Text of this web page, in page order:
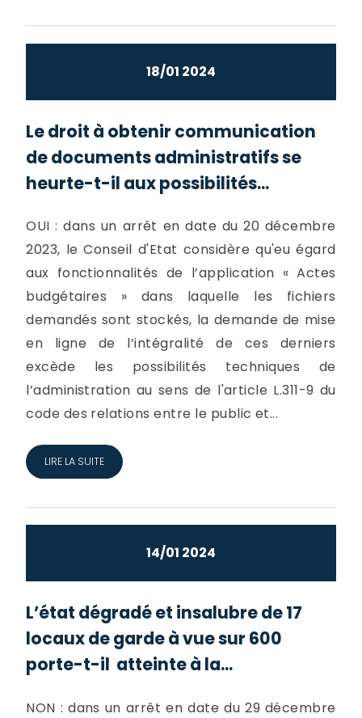
18/01 2024
Le droit à obtenir communication
de documents administratifs se
heurte-t-il aux possibilités...
OUI : dans un arrêt en date du 20 décembre
2023, le Conseil d'Etat considère qu'eu égard
aux fonctionnalités de l’application « Actes
budgétaires » dans laquelle les fichiers
demandés sont stockés, la demande de mise
en ligne de l’intégralité de ces derniers
excède les possibilités techniques de
l’administration au sens de l'article L.311-9 du
code des relations entre le public et...
LIRE LA SUITE
14/01 2024
L’état dégradé et insalubre de 17
locaux de garde à vue sur 600
porte-t-il atteinte à la...
NON : dans un arrêt en date du 29 décembre